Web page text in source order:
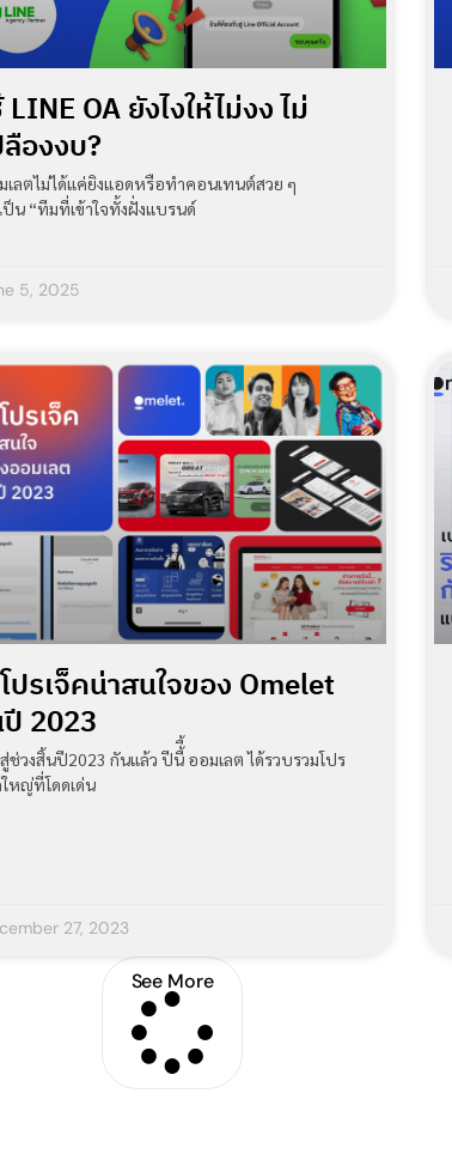
LINE OA ยังไงให้ไม่งง ไม่
ลืองงบ?
เลตไม่ได้แค่ยิงแอดหรือทำคอนเทนต์สวย ๆ
ป็น “ทีมที่เข้าใจทั้งฝั่งแบรนด์
5, 2025
ปรเจ็คน่าสนใจของ Omelet
2023
สู่ช่วงสิ้นปี2023 กันแล้ว ปีนี้ี้ ออมเลต ได้รวบรวมโปร
ใหญ่ที่โดดเด่น
27, 2023
See More